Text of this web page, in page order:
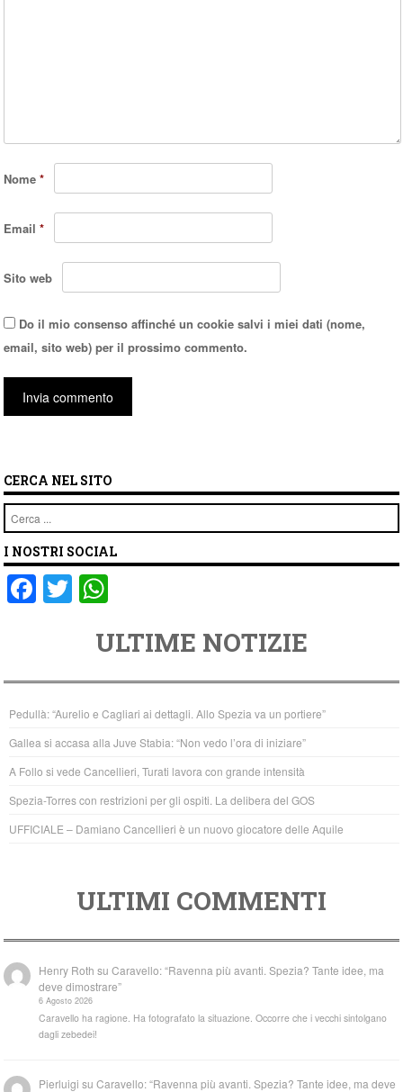
Nome*
Email*
Sito web
Do il mio consenso affinché un cookie salvi i miei dati (nome,
email, sito web) per il prossimo commento.
CERCA NEL SITO
Cerca
I NOSTRI SOCIAL
F
e
b
o
o
k
T
er
at
s
A
p
p
ULTIME NOTIZIE
Pedullà: “Aurelio e Cagliari ai dettagli. Allo Spezia va un portiere”
Gallea si accasa alla Juve Stabia: “Non vedo l’ora di iniziare”
A Follo si vede Cancellieri, Turati lavora con grande intensità
Spezia-Torres con restrizioni per gli ospiti. La delibera del GOS
UFFICIALE – Damiano Cancellieri è un nuovo giocatore delle Aquile
ULTIMI COMMENTI
Henry Roth suCaravello: “Ravenna più avanti. Spezia? Tante idee, ma
deve dimostrare”
6 Agosto 2026
Caravello ha ragione. Ha fotografato la situazione. Occorre che i vecchi sintolgano
dagli zebedei!
Pierluigi suCaravello: “Ravenna più avanti. Spezia? Tante idee, ma deve